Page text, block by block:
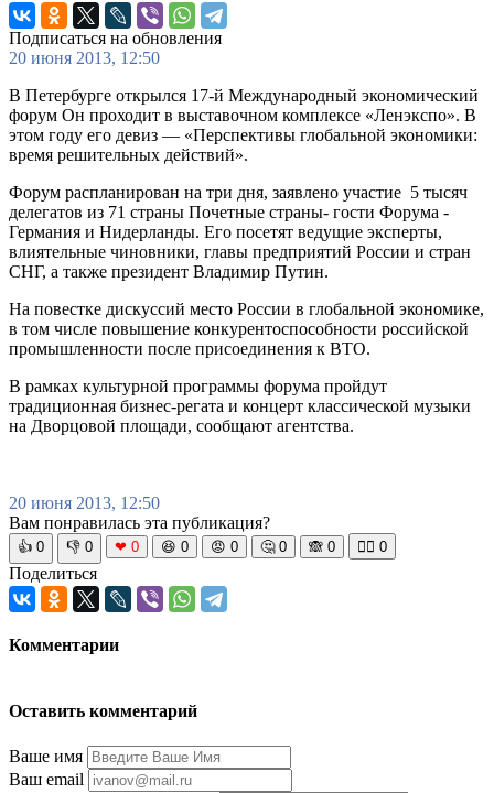
Подписаться на обновления
20 июня 2013, 12:50
В Петербурге открылся 17-й Международный экономический
форум Он проходит в выставочном комплексе «Ленэкспо». В
этом году его девиз — «Перспективы глобальной экономики:
время решительных действий».
Форум распланирован на три дня, заявлено участие 5 тысяч
делегатов из 71 страны Почетные страны- гости Форума -
Германия и Нидерланды. Его посетят ведущие эксперты,
влиятельные чиновники, главы предприятий России и стран
СНГ, а также президент Владимир Путин.
На повестке дискуссий место России в глобальной экономике,
в том числе повышение конкурентоспособности российской
промышленности после присоединения к ВТО.
В рамках культурной программы форума пройдут
традиционная бизнес-регата и концерт классической музыки
на Дворцовой площади, сообщают агентства.
20 июня 2013, 12:50
Вам понравилась эта публикация?
👍 0 👎 0 ❤ 0 😆 0 😡 0 🤔 0 🙈 0 🧘‍♀️ 0
Поделиться
Комментарии
Оставить комментарий
Ваше имя
Ваш email